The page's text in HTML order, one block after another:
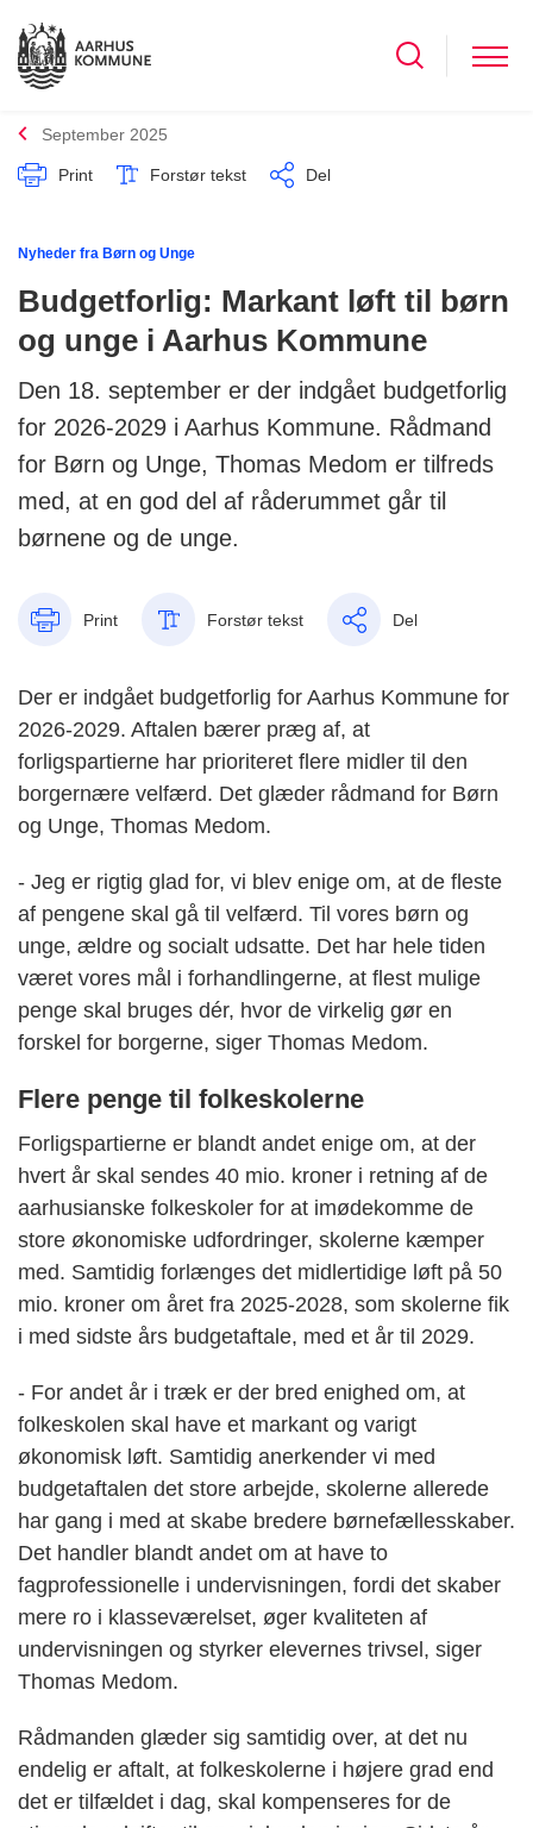
September 2025
Print Forstør tekst Del
Nyheder fra Børn og Unge
Budgetforlig: Markant løft til børn
og unge i Aarhus Kommune
Den 18. september er der indgået budgetforlig
for 2026-2029 i Aarhus Kommune. Rådmand
for Børn og Unge, Thomas Medom er tilfreds
med, at en god del af råderummet går til
børnene og de unge.
Print Forstør tekst Del
Der er indgået budgetforlig for Aarhus Kommune for
2026-2029. Aftalen bærer præg af, at
forligspartierne har prioriteret flere midler til den
borgernære velfærd. Det glæder rådmand for Børn
og Unge, Thomas Medom.
- Jeg er rigtig glad for, vi blev enige om, at de fleste
af pengene skal gå til velfærd. Til vores børn og
unge, ældre og socialt udsatte. Det har hele tiden
været vores mål i forhandlingerne, at flest mulige
penge skal bruges dér, hvor de virkelig gør en
forskel for borgerne, siger Thomas Medom.
Flere penge til folkeskolerne
Forligspartierne er blandt andet enige om, at der
hvert år skal sendes 40 mio. kroner i retning af de
aarhusianske folkeskoler for at imødekomme de
store økonomiske udfordringer, skolerne kæmper
med. Samtidig forlænges det midlertidige løft på 50
mio. kroner om året fra 2025-2028, som skolerne fik
i med sidste års budgetaftale, med et år til 2029.
- For andet år i træk er der bred enighed om, at
folkeskolen skal have et markant og varigt
økonomisk løft. Samtidig anerkender vi med
budgetaftalen det store arbejde, skolerne allerede
har gang i med at skabe bredere børnefællesskaber.
Det handler blandt andet om at have to
fagprofessionelle i undervisningen, fordi det skaber
mere ro i klasseværelset, øger kvaliteten af
undervisningen og styrker elevernes trivsel, siger
Thomas Medom.
Rådmanden glæder sig samtidig over, at det nu
endelig er aftalt, at folkeskolerne i højere grad end
det er tilfældet i dag, skal kompenseres for de